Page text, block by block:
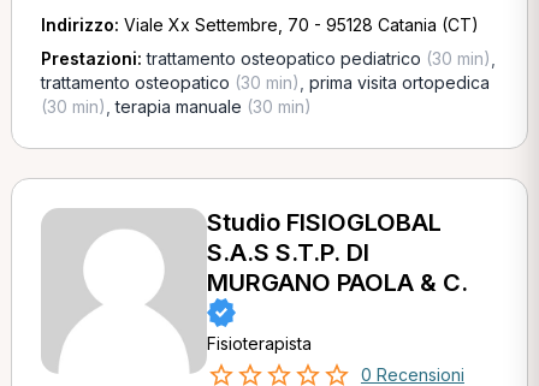
Indirizzo: Viale Xx Settembre, 70 - 95128 Catania (CT)
Prestazioni:trattamento osteopatico pediatrico (30 min)
trattamento osteopatico (30 min) prima visita ortopedica
(30 min) ,terapia manuale (30 min)
Studio FISIOGLOBAL
S.A.S S.T.P. DI
MURGANO PAOLA & C.
Fisioterapista
0 Recensioni